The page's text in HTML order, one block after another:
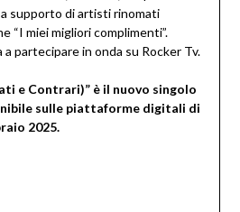
supporto di artisti rinomati
“I miei migliori complimenti”.
partecipare in onda su Rocker Tv.
e Contrari)” è il nuovo singolo
sulle piattaforme digitali di
2025.